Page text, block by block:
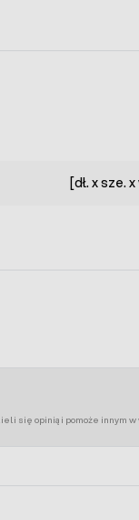
[dł. x sze.
się opinią i pomoże innym w